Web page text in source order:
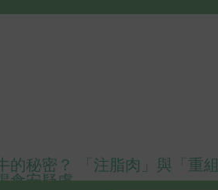
的秘密？ 「注脂肉」與「重
食安疑慮